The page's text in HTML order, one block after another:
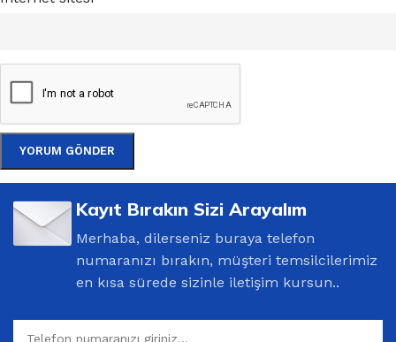
Kayıt Bırakın Sizi Arayalım
Merhaba, dilerseniz buraya telefon
numaranızı bırakın, müşteri temsilcilerimiz
en kısa sürede sizinle iletişim kursun..